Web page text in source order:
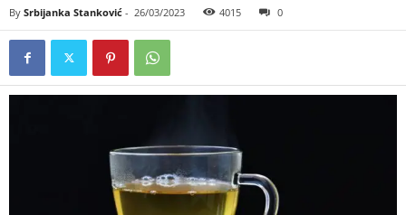
By Srbijanka Stanković - 26/03/2023 4015 0